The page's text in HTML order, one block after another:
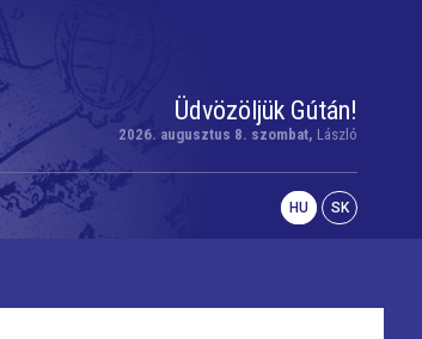
Üdvözöljük Gútán!
2026. augusztus 8. szombat, László
HU SK